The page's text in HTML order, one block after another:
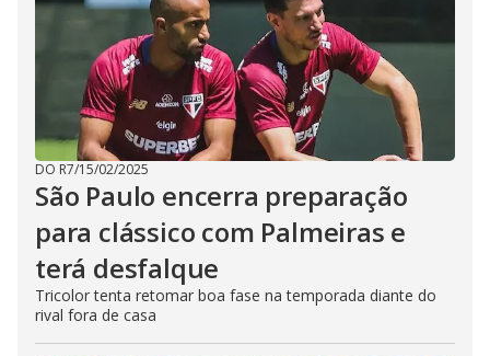
DO R7/15/02/2025
São Paulo encerra preparação
para clássico com Palmeiras e
terá desfalque
Tricolor tenta retomar boa fase na temporada diante do
rival fora de casa